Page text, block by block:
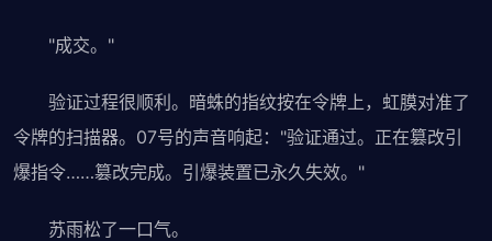
"成交。"
验证过程很顺利。暗蛛的指纹按在令牌上，虹膜对准了
令牌的扫描器。07号的声音响起："验证通过。正在篡改引
爆指令……篡改完成。引爆装置已永久失效。"
苏雨松了一口气。